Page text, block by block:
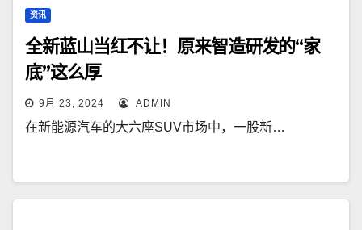
资讯
全新蓝山当红不让！原来智造研发的“家
底”这么厚
9月 23, 2024 ADMIN
在新能源汽车的大六座SUV市场中，一股新…